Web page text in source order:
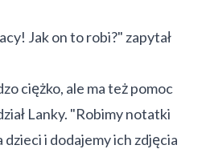
Jak on to robi?" zapytał
ciężko, ale ma też pomoc
Lanky. "Robimy notatki
i dodajemy ich zdjęcia